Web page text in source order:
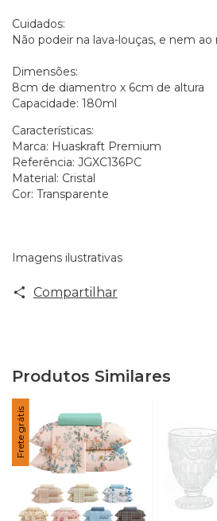
Cuidados:
Não podeir na lava-louças, e nem ao
Dimensões:
8cm de diamentro x 6cm de altura
Capacidade: 180ml
Características:
Marca: Huaskraft Premium
Referência: JGXC136PC
Material: Cristal
Cor: Transparente
Imagens ilustrativas
Compartilhar
Produtos Similares
Frete grátis